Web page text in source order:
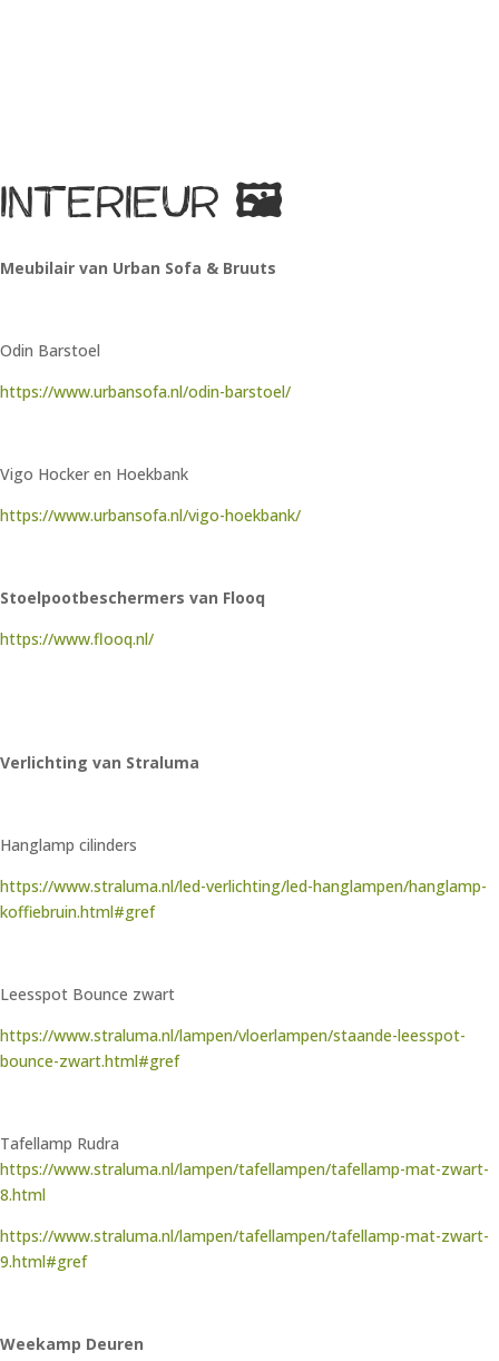
Interieur 🖼
Meubilair van Urban Sofa & Bruuts
Odin Barstoel
https://www.urbansofa.nl/odin-barstoel/
Vigo Hocker en Hoekbank
https://www.urbansofa.nl/vigo-hoekbank/
Stoelpootbeschermers van Flooq
https://www.flooq.nl/
Verlichting van Straluma
Hanglamp cilinders
https://www.straluma.nl/led-verlichting/led-hanglampen/hanglamp-
koffiebruin.html#gref
Leesspot Bounce zwart
https://www.straluma.nl/lampen/vloerlampen/staande-leesspot-
bounce-zwart.html#gref
Tafellamp Rudra
https://www.straluma.nl/lampen/tafellampen/tafellamp-mat-zwart-
8.html
https://www.straluma.nl/lampen/tafellampen/tafellamp-mat-zwart-
9.html#gref
Weekamp Deuren